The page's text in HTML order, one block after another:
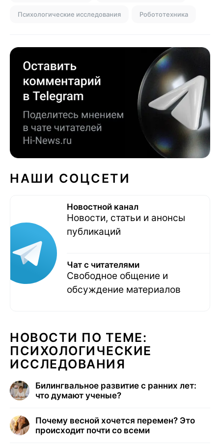
Психологические исследования Робототехника
НАШИ СОЦСЕТИ
Новостной канал
Новости, статьи и анонсы
публикаций
Чат с читателями
Свободное общение и
обсуждение материалов
НОВОСТИ ПО ТЕМЕ:
ПСИХОЛОГИЧЕСКИЕ
ИССЛЕДОВАНИЯ
Билингвальное развитие с ранних лет:
что думают ученые?
Почему весной хочется перемен? Это
происходит почти со всеми